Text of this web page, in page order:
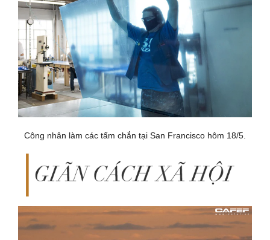
Công nhân làm các tấm chắn tại San Francisco hôm 18/5.